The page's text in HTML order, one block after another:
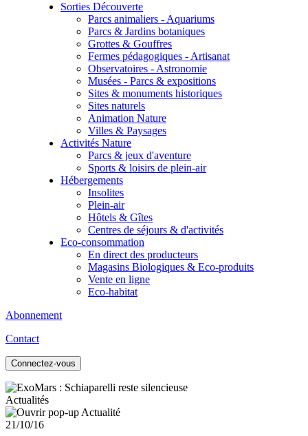
Sorties Découverte
Parcs animaliers - Aquariums
Parcs & Jardins botaniques
Grottes & Gouffres
Fermes pédagogiques - Artisanat
Observatoires - Astronomie
Musées - Parcs & expositions
Sites & monuments historiques
Sites naturels
Animation Nature
Villes & Paysages
Activités Nature
Parcs & jeux d'aventure
Sports & loisirs de plein-air
Hébergements
Insolites
Plein-air
Hôtels & Gîtes
Centres de séjours & d'activités
Eco-consommation
En direct des producteurs
Magasins Biologiques & Eco-produits
Vente en ligne
Eco-habitat
Abonnement
Contact
Connectez-vous
Actualités
21/10/16